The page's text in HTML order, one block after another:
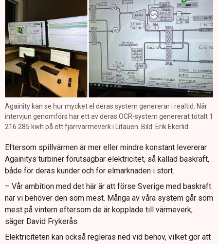
Againity kan se hur mycket el deras system genererar i realtid. När
intervjun genomförs har ett av deras OCR-system genererat totalt 1
216 285 kwh på ett fjärrvärmeverk i Litauen. Bild: Erik Ekerlid
Eftersom spillvärmen är mer eller mindre konstant levererar
Againitys turbiner förutsägbar elektricitet, så kallad baskraft,
både för deras kunder och för elmarknaden i stort.
– Vår ambition med det här är att förse Sverige med baskraft
när vi behöver den som mest. Många av våra system går som
mest på vintern eftersom de är kopplade till värmeverk,
säger David Frykerås.
Elektriciteten kan också regleras ned vid behov, vilket gör att